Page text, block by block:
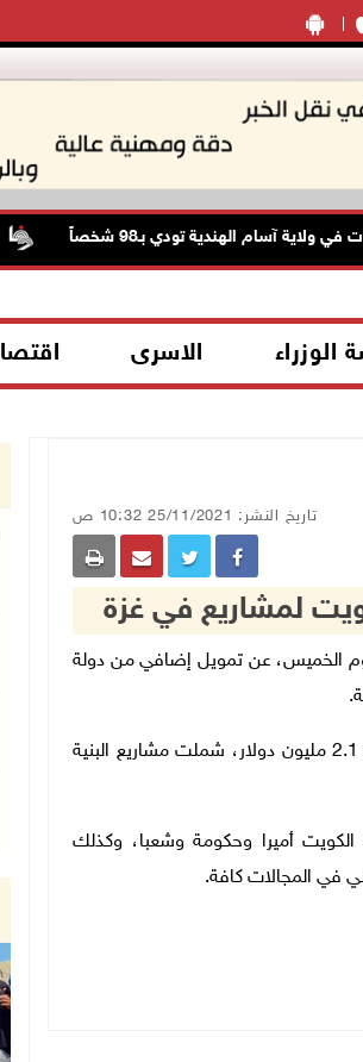
ولاية آسام الهندية تودي بـ98 شخصاً
الوزراء الاسرى
تاريخ النشر: 25/11/2021 10:32 ص
اليوم الخميس، عن تمويل إضافي من دولة
وأوضح زيارة في بيان صحفي، أنه تمّ تلقي تمويل إضافي من الكويت بقيمة 2.1 مليون دولار، شملت مشاريع البنية
أميرا وحكومة وشعبا، وكذلك
في المجالات كافة.